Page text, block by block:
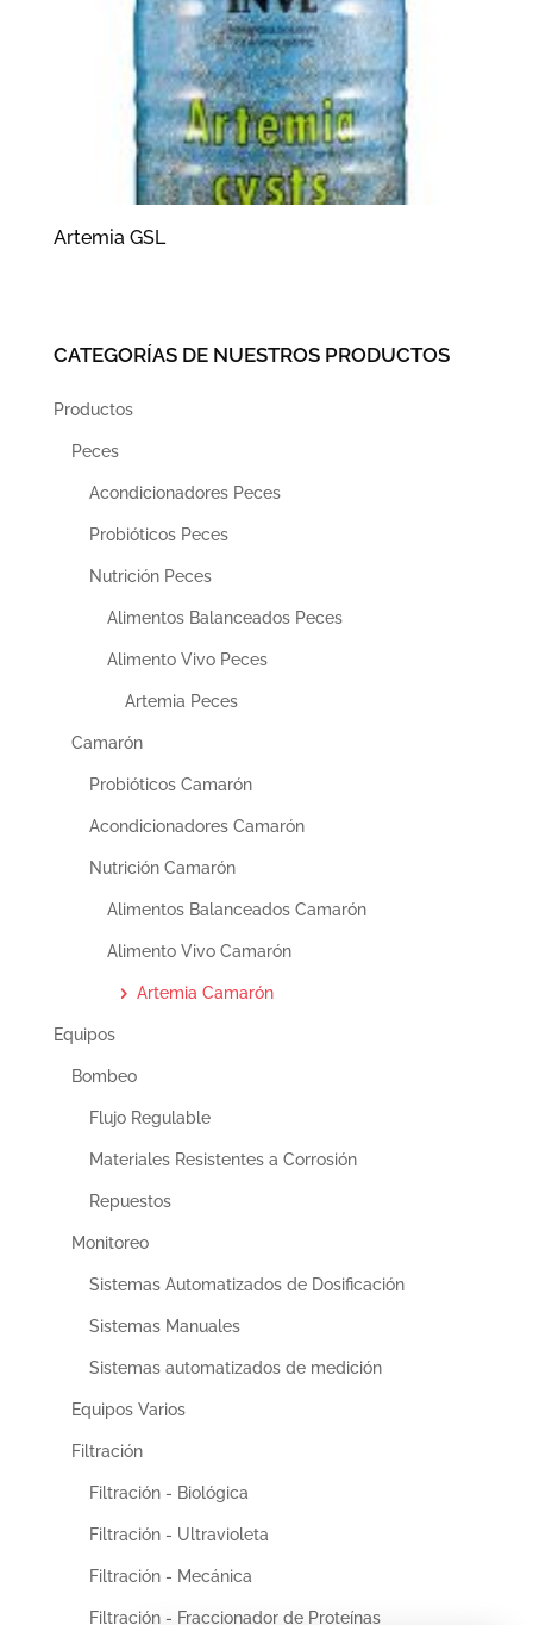
Artemia GSL
CATEGORÍAS DE NUESTROS PRODUCTOS
Productos
Peces
Acondicionadores Peces
Probióticos Peces
Nutrición Peces
Alimentos Balanceados Peces
Alimento Vivo Peces
Artemia Peces
Camarón
Probióticos Camarón
Acondicionadores Camarón
Nutrición Camarón
Alimentos Balanceados Camarón
Alimento Vivo Camarón
Artemia Camarón
Equipos
Bombeo
Flujo Regulable
Materiales Resistentes a Corrosión
Repuestos
Monitoreo
Sistemas Automatizados de Dosificación
Sistemas Manuales
Sistemas automatizados de medición
Equipos Varios
Filtración
Filtración - Biológica
Filtración - Ultravioleta
Filtración - Mecánica
Filtración - Fraccionador de Proteínas